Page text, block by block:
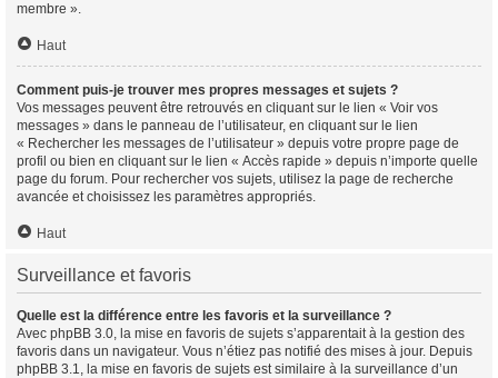
membre ».
Haut
Comment puis-je trouver mes propres messages et sujets ?
Vos messages peuvent être retrouvés en cliquant sur le lien « Voir vos
messages » dans le panneau de l’utilisateur, en cliquant sur le lien
« Rechercher les messages de l’utilisateur » depuis votre propre page de
profil ou bien en cliquant sur le lien « Accès rapide » depuis n’importe quelle
page du forum. Pour rechercher vos sujets, utilisez la page de recherche
avancée et choisissez les paramètres appropriés.
Haut
Surveillance et favoris
Quelle est la différence entre les favoris et la surveillance ?
Avec phpBB 3.0, la mise en favoris de sujets s’apparentait à la gestion des
favoris dans un navigateur. Vous n’étiez pas notifié des mises à jour. Depuis
phpBB 3.1, la mise en favoris de sujets est similaire à la surveillance d’un